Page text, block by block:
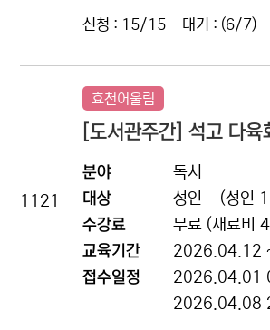
신청 : 15/15 대기 : (6/7)
1121
효천어울림
[도서관주간] 석고 다육
분야
독서
대상
성인
(성인
수강료
무료 (재료비
교육기간
2026.04.12
접수일정
2026.04.01
2026.04.08